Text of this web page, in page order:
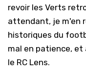
revoir les Verts
attendant, je m'en
historiques du
mal en patience, et
le RC Lens.